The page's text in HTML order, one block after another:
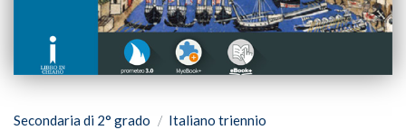
Secondaria di 2° grado Italiano triennio